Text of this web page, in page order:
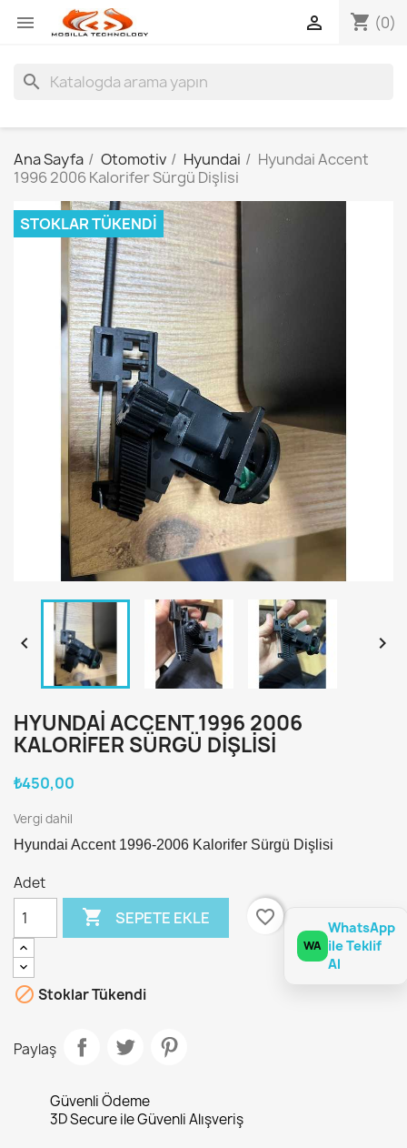
 shopping_cart (0)

search
Ana Sayfa Otomotiv Hyundai
Hyundai Accent
1996 2006 Kalorifer Sürgü Dişlisi
STOKLAR TÜKENDI
 
HYUNDAI ACCENT 1996 2006
KALORIFER SÜRGÜ DIŞLISI
₺450,00
Vergi dahil
Hyundai Accent 1996-2006 Kalorifer Sürgü Dişlisi
Adet
 SEPETE EKLE favorite_border
WA
WhatsApp
ile Teklif
Al
 Stoklar Tükendi
Paylaş
Güvenli Ödeme
3D Secure ile Güvenli Alışveriş